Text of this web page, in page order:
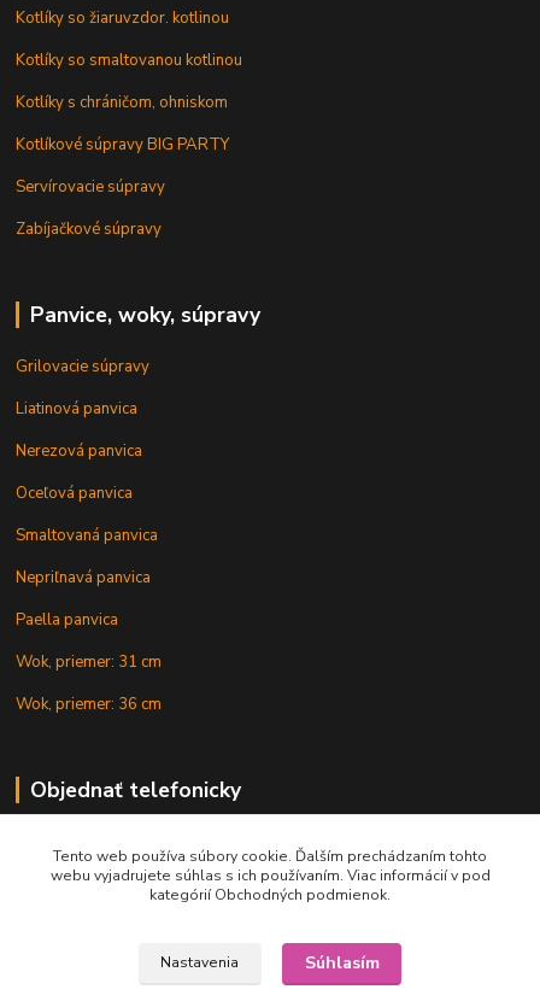
Kotlíky so žiaruvzdor. kotlinou
Kotlíky so smaltovanou kotlinou
Kotlíky s chráničom, ohniskom
Kotlíkové súpravy BIG PARTY
Servírovacie súpravy
Zabíjačkové súpravy
Panvice, woky, súpravy
Grilovacie súpravy
Liatinová panvica
Nerezová panvica
Oceľová panvica
Smaltovaná panvica
Nepriľnavá panvica
Paella panvica
Wok, priemer: 31 cm
Wok, priemer: 36 cm
Objednať telefonicky
+421 902 212 007
Tento web používa súbory cookie. Ďalším prechádzaním tohto
webu vyjadrujete súhlas s ich používaním. Viac informácií v pod
kategórií Obchodných podmienok.
Nastavenia Súhlasím